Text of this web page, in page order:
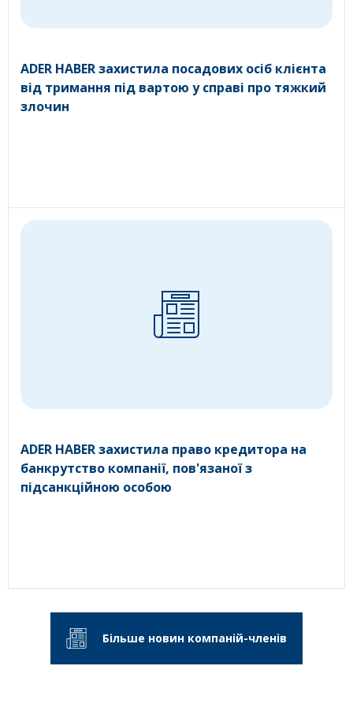
ADER HABER захистила посадових осіб клієнта
від тримання під вартою у справі про тяжкий
злочин
ADER HABER захистила право кредитора на
банкрутство компанії, пов'язаної з
підсанкційною особою
Більше новин компаній-членів